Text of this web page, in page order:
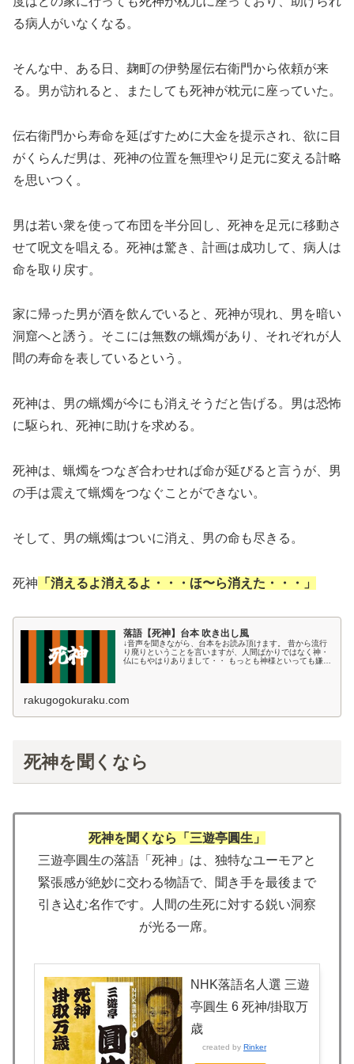
る病人がいなくなる。
そんな中、ある日、麹町の伊勢屋伝右衛門から依頼が来
る。男が訪れると、またしても死神が枕元に座っていた。
伝右衛門から寿命を延ばすために大金を提示され、欲に目
がくらんだ男は、死神の位置を無理やり足元に変える計略
を思いつく。
男は若い衆を使って布団を半分回し、死神を足元に移動さ
せて呪文を唱える。死神は驚き、計画は成功して、病人は
命を取り戻す。
家に帰った男が酒を飲んでいると、死神が現れ、男を暗い
洞窟へと誘う。そこには無数の蝋燭があり、それぞれが人
間の寿命を表しているという。
死神は、男の蝋燭が今にも消えそうだと告げる。男は恐怖
に駆られ、死神に助けを求める。
死神は、蝋燭をつなぎ合わせれば命が延びると言うが、男
の手は震えて蝋燭をつなぐことができない。
そして、男の蝋燭はついに消え、男の命も尽きる。
死神 「消えるよ消えるよ・・・ほ〜ら消えた・・・」
落語【死神】台本 吹き出し風
↓音声を聞きながら、台本をお読み頂けます。 昔から流行
り廃りということを言いますが、人間ばかりではなく神・
仏にもやはりありまして・・ もっとも神様といっても嫌が
rakugogokuraku.com
死神を聞くなら
死神を聞くなら「三遊亭圓生」
三遊亭圓生の落語「死神」は、独特なユーモアと
緊張感が絶妙に交わる物語で、聞き手を最後まで
引き込む名作です。人間の生死に対する鋭い洞察
が光る一席。
NHK落語名人選 三遊
亭圓生 6 死神/掛取万
歳
created by Rinker